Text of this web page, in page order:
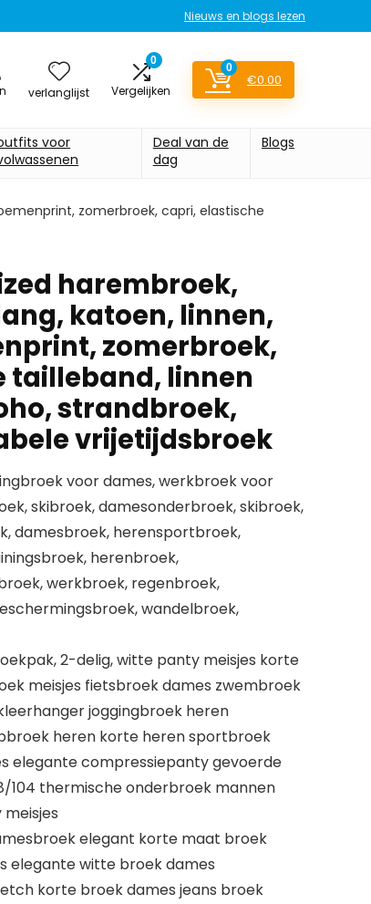
Nieuws en blogs lezen
verlanglijst
0
Vergelijken
0
€0.00
voor
Deal van de
dag
Blogs
zomerbroek, capri, elastische
harembroek,
katoen, linnen,
zomerbroek,
tailleband, linnen
strandbroek,
vrijetijdsbroek
voor dames, werkbroek voor
skibroek, damesonderbroek, skibroek,
damesbroek, herensportbroek,
herenbroek,
werkbroek, regenbroek,
wandelbroek,
2-delig, witte panty meisjes korte
meisjes fietsbroek dames zwembroek
joggingbroek heren
heren korte heren sportbroek
elegante compressiepanty gevoerde
104 thermische onderbroek mannen
elegant korte maat broek
elegante witte broek dames
korte broek dames jeans broek